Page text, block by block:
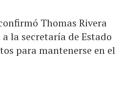
Thomas Rivera
la secretaría de Estado
para mantenerse en el